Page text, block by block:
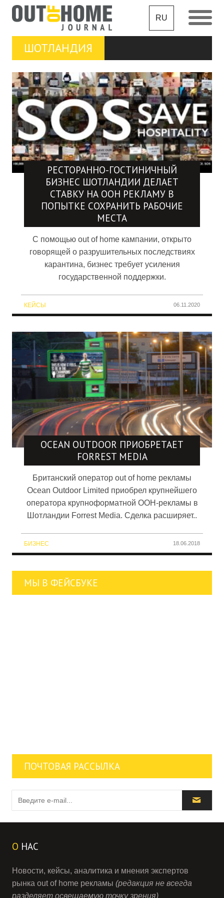
RU
ШОТЛАНДИЯ
РЕСТОРАННО-ГОСТИНИЧНЫЙ
БИЗНЕС ШОТЛАНДИИ ДЕЛАЕТ
СТАВКУ НА OOH РЕКЛАМУ В
ПОПЫТКЕ СОХРАНИТЬ РАБОЧИЕ
МЕСТА
С помощью out of home кампании, открыто
говорящей о разрушительных последствиях
карантина, бизнес требует усиления
государственной поддержки.
КЕЙСЫ 06.11.2020
OCEAN OUTDOOR ПРИОБРЕТАЕТ
FORREST MEDIA
Британский оператор out of home рекламы
Ocean Outdoor Limited приобрел крупнейшего
оператора крупноформатной OOH-рекламы в
Шотландии Forrest Media. Сделка расширяет..
БИЗНЕС 18.06.2018
МЫ В ФЕЙСБУКЕ
ПОЧТОВАЯ РАССЫЛКА
О НАС
Новости, кейсы, аналитика и мнения экспертов
рынка out of home рекламы (редакция не всегда
разделяет освещаемую точку зрения)